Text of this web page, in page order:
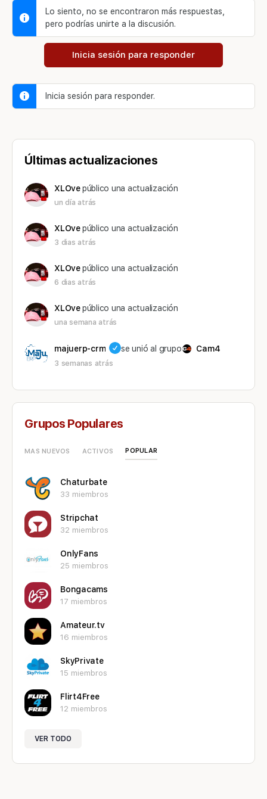
Lo siento, no se encontraron más respuestas,
pero podrías unirte a la discusión.
Inicia sesión para responder
Inicia sesión para responder.
Últimas actualizaciones
XLOvepúblico una actualización
un día atrás
XLOvepúblico una actualización
3 dias atrás
XLOvepúblico una actualización
6 dias atrás
XLOvepúblico una actualización
una semana atrás
majuerp-crm se unió al grupo Cam4
3 semanas atrás
Grupos Populares
MAS NUEVOS ACTIVOS POPULAR
Chaturbate
33 miembros
Stripchat
32 miembros
OnlyFans
25 miembros
Bongacams
17 miembros
Amateur.tv
16 miembros
SkyPrivate
15 miembros
Flirt4Free
12 miembros
VER TODO